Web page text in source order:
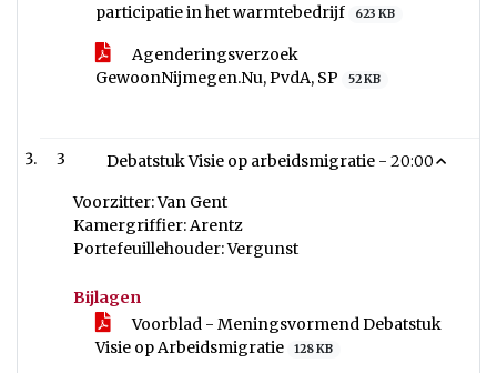
participatie in het warmtebedrijf
623 KB
Agenderingsverzoek
GewoonNijmegen.Nu, PvdA, SP
52 KB
3 Debatstuk Visie op arbeidsmigratie - 20:00
Voorzitter: Van Gent
Kamergriffier: Arentz
Portefeuillehouder: Vergunst
Bijlagen
Voorblad - Meningsvormend Debatstuk
Visie op Arbeidsmigratie
128 KB